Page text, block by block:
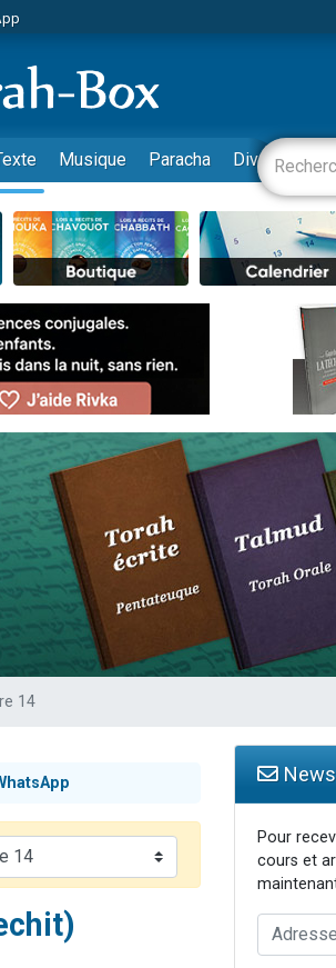
de Vacances Pour les Enfants
80 ans, dans un appartement insalubre
de vacances aux Orphelins
la jambe de Yohan
Musique Paracha
14
Pour
cours et